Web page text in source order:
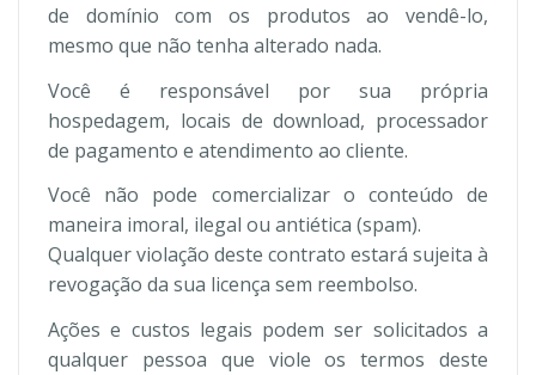
de domínio com os produtos ao vendê-lo,
mesmo que não tenha alterado nada.
Você é responsável por sua própria
hospedagem, locais de download, processador
de pagamento e atendimento ao cliente.
Você não pode comercializar o conteúdo de
maneira imoral, ilegal ou antiética (spam).
Qualquer violação deste contrato estará sujeita à
revogação da sua licença sem reembolso.
Ações e custos legais podem ser solicitados a
qualquer pessoa que viole os termos deste